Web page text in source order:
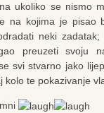
ukoliko se nismo
na kojima je pisao
neki zadatak;
preuzeti svoju
svi stvarno jako
te pokazivanje